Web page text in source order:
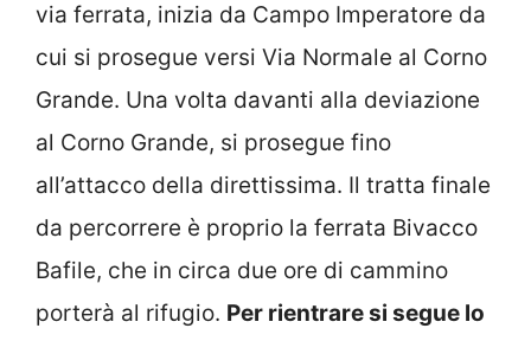
via ferrata, inizia da Campo Imperatore da
cui si prosegue versi Via Normale al Corno
Grande. Una volta davanti alla deviazione
al Corno Grande, si prosegue fino
all’attacco della direttissima. Il tratta finale
da percorrere è proprio la ferrata Bivacco
Bafile, che in circa due ore di cammino
porterà al rifugio. Per rientrare si segue lo